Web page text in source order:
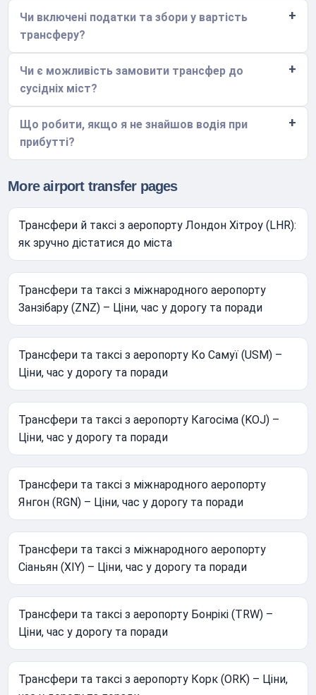
Чи включені податки та збори у вартість
трансферу?
Чи є можливість замовити трансфер до
сусідніх міст?
Що робити, якщо я не знайшов водія при
прибутті?
More airport transfer pages
Трансфери й таксі з аеропорту Лондон Хітроу (LHR):
як зручно дістатися до міста
Трансфери та таксі з міжнародного аеропорту
Занзібару (ZNZ) – Ціни, час у дорогу та поради
Трансфери та таксі з аеропорту Ко Самуї (USM) –
Ціни, час у дорогу та поради
Трансфери та таксі з аеропорту Кагосіма (KOJ) –
Ціни, час у дорогу та поради
Трансфери та таксі з міжнародного аеропорту
Янгон (RGN) – Ціни, час у дорогу та поради
Трансфери та таксі з міжнародного аеропорту
Сіаньян (XIY) – Ціни, час у дорогу та поради
Трансфери та таксі з аеропорту Бонрікі (TRW) –
Ціни, час у дорогу та поради
Трансфери та таксі з аеропорту Корк (ORK) – Ціни,